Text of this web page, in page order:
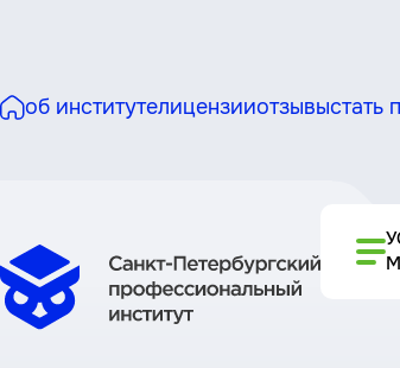
об институтелицензииотзывыстать